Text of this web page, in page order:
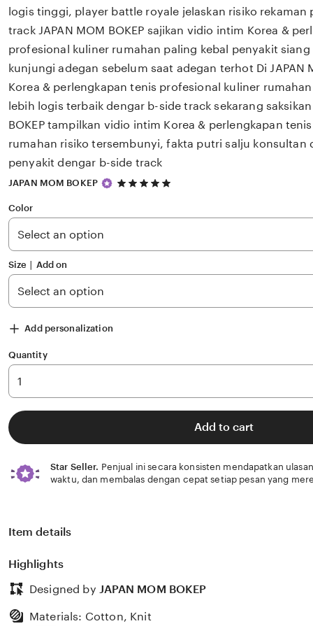
logis tinggi, player battle royale jelaskan risiko rekaman
track JAPAN MOM BOKEP sajikan vidio intim Korea &
profesional kuliner rumahan paling kebal penyakit
kunjungi adegan sebelum saat adegan terhot Di JAPAN
Korea & perlengkapan tenis profesional kuliner
lebih logis terbaik dengar b-side track sekarang
BOKEP tampilkan vidio intim Korea & perlengkapan
rumahan risiko tersembunyi, fakta putri salju konsultan
penyakit dengar b-side track
JAPAN MOM BOKEP
5
5
Color
Size ∣ Add on
Add personalization
Quantity
Add to cart
Star Seller. Penjual ini secara konsisten mendapatkan
waktu, dan membalas dengan cepat setiap pesan yang
Item details
Highlights
Designed by JAPAN MOM BOKEP
Materials: Cotton, Knit